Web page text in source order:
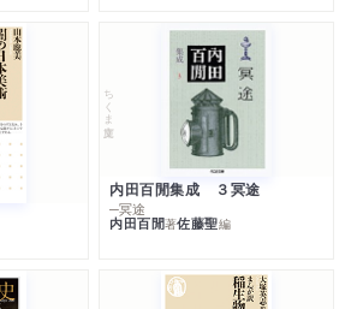
ちくま文庫
内田百閒集成 ３冥途
─冥途
内田百閒著佐藤聖編